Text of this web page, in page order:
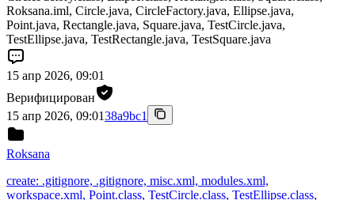
Roksana.iml, Circle.java, CircleFactory.java, Ellipse.java,
Point.java, Rectangle.java, Square.java, TestCircle.java,
TestEllipse.java, TestRectangle.java, TestSquare.java
15 апр 2026, 09:01
Верифицирован
15 апр 2026, 09:0138a9bc1
Roksana
create: .gitignore, .gitignore, misc.xml, modules.xml,
workspace.xml, Point.class, TestCircle.class, TestEllipse.class,